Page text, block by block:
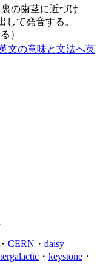
の歯茎に近づけ
して発音する。
）
文の意味と文法へ英
・ CERN ・ daisy
・ keystone ・